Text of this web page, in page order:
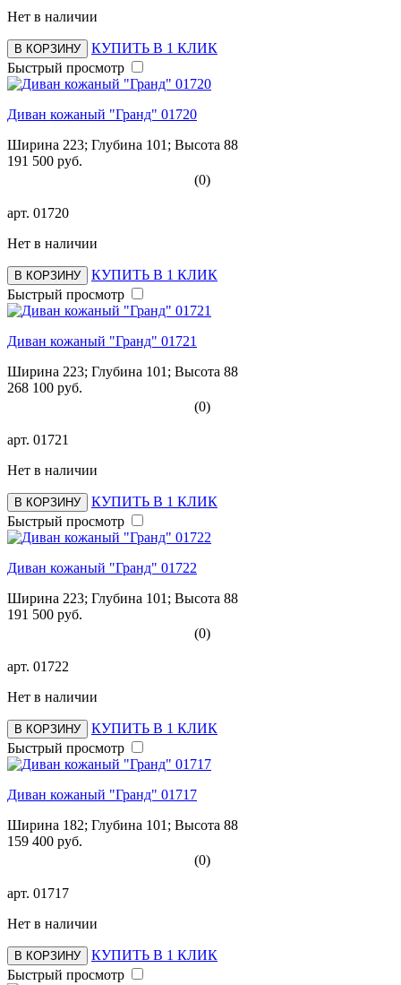
Нет в наличии
В КОРЗИНУ
КУПИТЬ В 1 КЛИК
Быстрый просмотр
Диван кожаный "Гранд" 01720
Ширина 223; Глубина 101; Высота 88
191 500 руб.
(0)
арт. 01720
Нет в наличии
В КОРЗИНУ
КУПИТЬ В 1 КЛИК
Быстрый просмотр
Диван кожаный "Гранд" 01721
Ширина 223; Глубина 101; Высота 88
268 100 руб.
(0)
арт. 01721
Нет в наличии
В КОРЗИНУ
КУПИТЬ В 1 КЛИК
Быстрый просмотр
Диван кожаный "Гранд" 01722
Ширина 223; Глубина 101; Высота 88
191 500 руб.
(0)
арт. 01722
Нет в наличии
В КОРЗИНУ
КУПИТЬ В 1 КЛИК
Быстрый просмотр
Диван кожаный "Гранд" 01717
Ширина 182; Глубина 101; Высота 88
159 400 руб.
(0)
арт. 01717
Нет в наличии
В КОРЗИНУ
КУПИТЬ В 1 КЛИК
Быстрый просмотр